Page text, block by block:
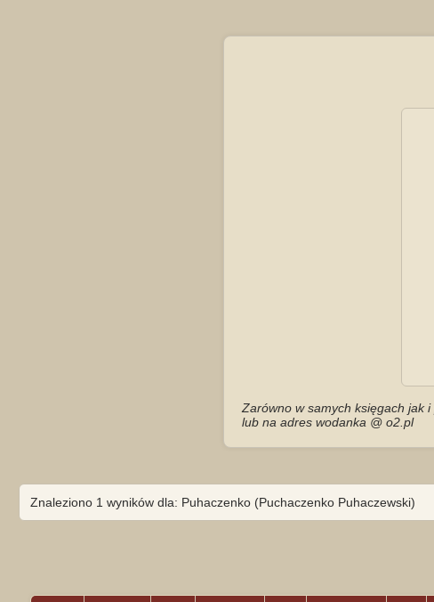
Zarówno w samych księgach jak i
lub na adres wodanka @ o2.pl
Znaleziono 1 wyników dla: Puhaczenko (Puchaczenko Puhaczewski)